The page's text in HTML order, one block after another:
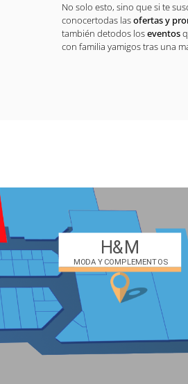
No solo esto, sino que si te
conocertodas lasofertas y
también detodos loseventos
con familia yamigos tras una